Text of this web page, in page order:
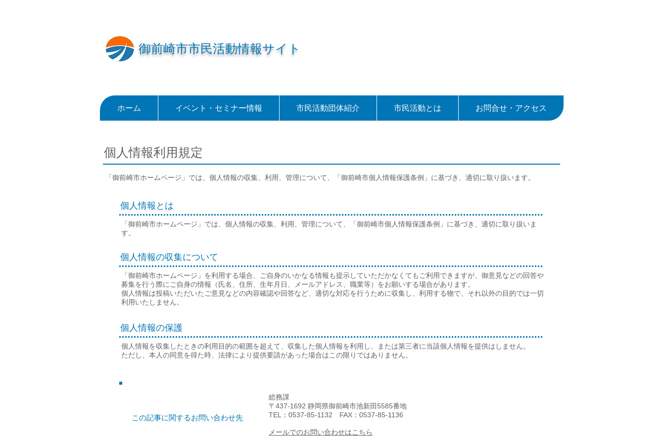
御前崎市市民活動情報サイト
ホーム イベント・セミナー情報 市民活動団体紹介 市民活動とは お問合せ・アクセス
個人情報利用規定
「御前崎市ホームページ」では、個人情報の収集、利用、管理について、「御前崎市個人情報保護条例」に基づき、適切に取り扱います。
個人情報とは
「御前崎市ホームページ」では、個人情報の収集、利用、管理について、「御前崎市個人情報保護条例」に基づき、適切に取り扱いま
す。
個人情報の収集について
「御前崎市ホームページ」を利用する場合、ご自身のいかなる情報も提示していただかなくてもご利用できますが、御意見などの回答や
募集を行う際にご自身の情報（氏名、住所、生年月日、メールアドレス、職業等）をお願いする場合があります。
個人情報は投稿いただいたご意見などの内容確認や回答など、適切な対応を行うために収集し、利用する物で、それ以外の目的では一切
利用いたしません。
個人情報の保護
個人情報を収集したときの利用目的の範囲を超えて、収集した個人情報を利用し、または第三者に当該個人情報を提供はしません。
ただし、本人の同意を得た時、法律により提供要請があった場合はこの限りではありません。
この記事に関するお問い合わせ先
総務課
〒437-1692 静岡県御前崎市池新田5585番地
TEL：0537-85-1132 FAX：0537-85-1136
メールでのお問い合わせはこちら